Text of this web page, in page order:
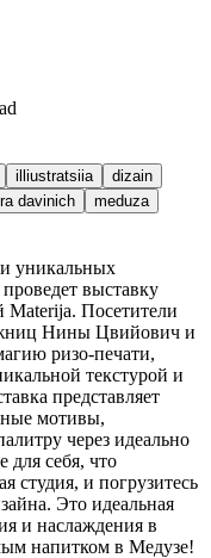
illiustratsiia
dizain
davinich
meduza
уникальных
выставку
Materija. Посетители
Нины Цвийович и
ризо-печати,
текстурой и
представляет
мотивы,
через идеально
для себя, что
студия, и погрузитесь
Это идеальная
и наслаждения в
напитком в Медузе!